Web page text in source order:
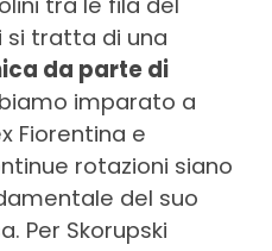
si tratta di una
da parte di
imparato a
Fiorentina e
rotazioni siano
del suo
Per Skorupski